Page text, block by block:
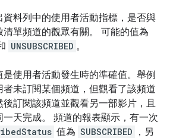
資料列中的使用者活動指標，是否與
單頻道的觀眾有關。 可能的值為
UNSUBSCRIBED 。
是使用者活動發生時的準確值。舉例
者未訂閱某個頻道，但觀看了該頻道
訂閱該頻道並觀看另一部影片，且
一天完成。 頻道的報表顯示，有一次
值為 SUBSCRIBED
，另